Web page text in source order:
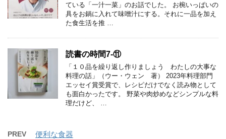
ている「一汁一菜」のお話でした。 お椀いっぱいの
具をお鍋に入れて味噌汁にする。それに一品を加え
た食生活を推 …
読書の時間7-⑪
「１０品を繰り返し作りましょう わたしの大事な
料理の話」（ウー・ウェン 著） 2023年料理部門
エッセイ賞受賞で、レシピだけでなく読み物として
も面白かったです。 野菜や肉炒めなどシンプルな料
理だけど、 …
PREV 便利な食器